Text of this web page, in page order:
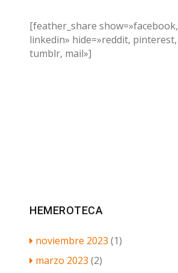
[feather_share
linkedin» hide=»reddit,
tumblr, mail»]
HEMEROTECA
noviembre 2023 (1)
marzo 2023 (2)